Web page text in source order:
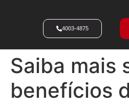
4003-4875
Saiba mais
benefícios